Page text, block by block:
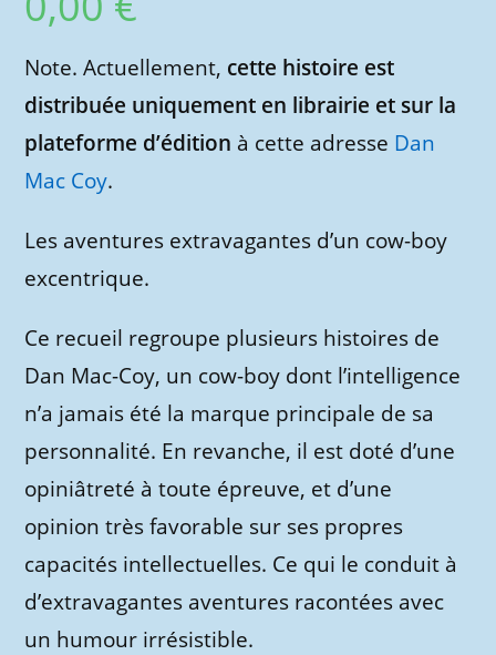
Note. Actuellement, cette histoire est
distribuée uniquement en librairie et sur la
plateforme d’édition à cette adresse Dan
Mac Coy.
Les aventures extravagantes d’un cow-boy
excentrique.
Ce recueil regroupe plusieurs histoires de
Dan Mac-Coy, un cow-boy dont l’intelligence
n’a jamais été la marque principale de sa
personnalité. En revanche, il est doté d’une
opiniâtreté à toute épreuve, et d’une
opinion très favorable sur ses propres
capacités intellectuelles. Ce qui le conduit à
d’extravagantes aventures racontées avec
un humour irrésistible.